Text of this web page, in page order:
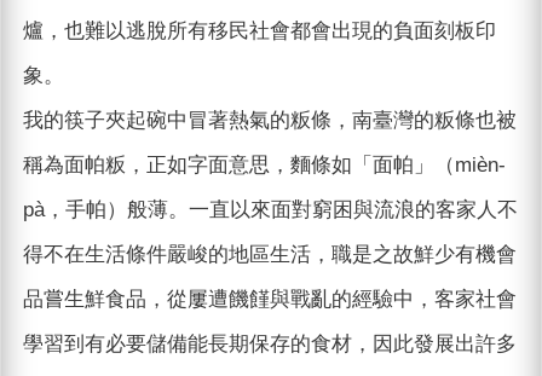
爐，也難以逃脫所有移民社會都會出現的負面刻板印
象。
我的筷子夾起碗中冒著熱氣的粄條，南臺灣的粄條也被
稱為面帕粄，正如字面意思，麵條如「面帕」（mièn-
pà，手帕）般薄。一直以來面對窮困與流浪的客家人不
得不在生活條件嚴峻的地區生活，職是之故鮮少有機會
品嘗生鮮食品，從屢遭饑饉與戰亂的經驗中，客家社會
學習到有必要儲備能長期保存的食材，因此發展出許多